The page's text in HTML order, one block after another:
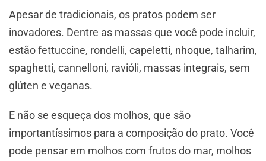
Apesar de tradicionais, os pratos podem ser
inovadores. Dentre as massas que você pode incluir,
estão fettuccine, rondelli, capeletti, nhoque, talharim,
spaghetti, cannelloni, ravióli, massas integrais, sem
glúten e veganas.
E não se esqueça dos molhos, que são
importantíssimos para a composição do prato. Você
pode pensar em molhos com frutos do mar, molhos